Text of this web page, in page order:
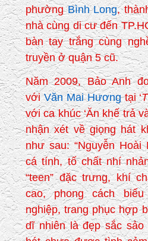
phườngBình Long,
nhà cùng di cư đến
bàn tay trắng cùng
truyền ở quận 5 cũ.
Năm 2009, Bảo Anh
vớiVăn Mai Hươngtại ‘
với ca khúc ‘Ăn khế trả
nhận xét về giọng hát
như sau: “Nguyễn
cá tính, tố chất nhí
“teen” đặc trưng, khí
cao, phong cách
nghiệp, trang phục hợp
dĩ nhiên là đẹp sắc sảo